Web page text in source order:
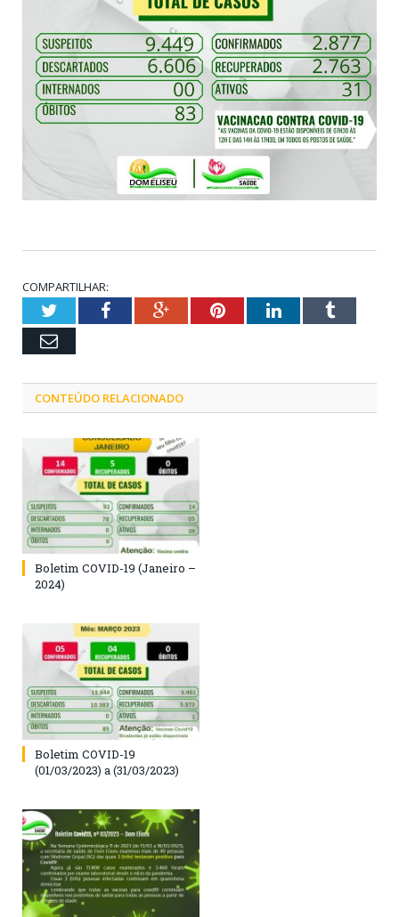
COMPARTILHAR:
TwitterFacebookGoogle+PinterestLinkedInTumblr
Email
CONTEÚDO RELACIONADO
Boletim COVID-19 (Janeiro –
2024)
Boletim COVID-19
(01/03/2023) a (31/03/2023)